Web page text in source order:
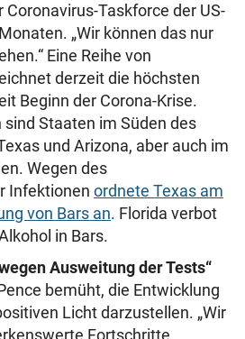
Taskforce der US-
„Wir können das nur
Eine Reihe von
derzeit die höchsten
Beginn der Corona-Krise.
Staaten im Süden des
und Arizona, aber auch im
Wegen des
Infektionen ordnete Texas am
von Bars an. Florida verbot
in Bars.
Ausweitung der Tests“
bemüht, die Entwicklung
Licht darzustellen. „Wir
Fortschritte